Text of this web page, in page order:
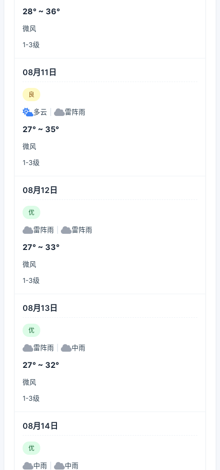
28° ~ 36°
微风
1-3级
08月11日
良
多云 雷阵雨
27° ~ 35°
微风
1-3级
08月12日
优
雷阵雨 雷阵雨
27° ~ 33°
微风
1-3级
08月13日
优
雷阵雨 中雨
27° ~ 32°
微风
1-3级
08月14日
优
中雨 中雨